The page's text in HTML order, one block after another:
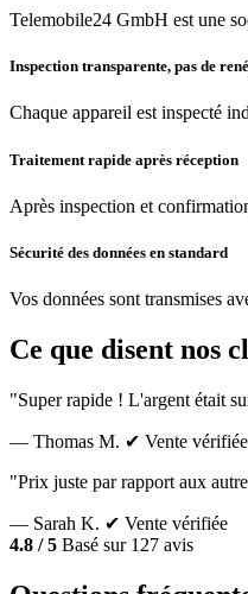
Telemobile24 GmbH est une
Inspection transparente, pas de
Chaque appareil est inspecté
Traitement rapide après réception
Après inspection et
Sécurité des données en standard
Vos données sont transmises
Ce que disent nos
"Super rapide ! L'argent était
— Thomas M. ✔ Vente vérifiée
"Prix juste par rapport aux
— Sarah K. ✔ Vente vérifiée
4.8 / 5 Basé sur 127 avis